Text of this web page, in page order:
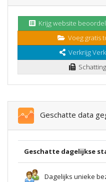
Krijg website
Voeg gratis
Verkrijg
Geschatte data
Geschatte dagelijkse
Dagelijks unieke